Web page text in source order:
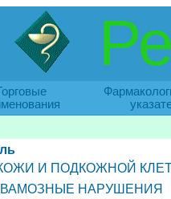
И ПОДКОЖНОЙ
НАРУШЕНИЯ